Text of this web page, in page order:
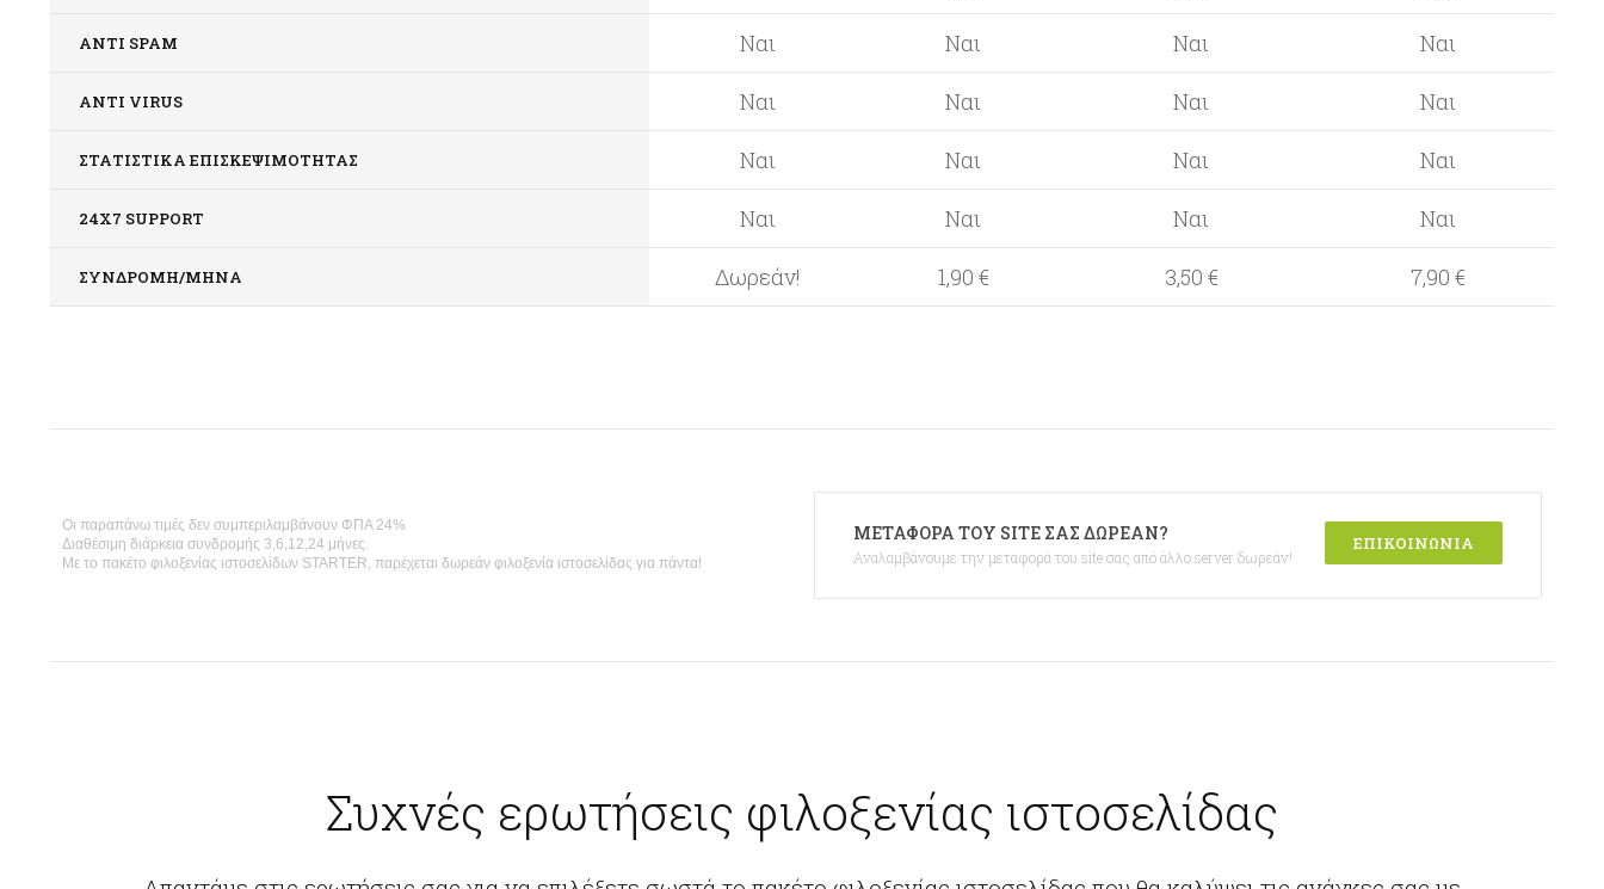
ANTI SPAM Ναι Ναι Ναι Ναι
ANTI VIRUS Ναι Ναι Ναι Ναι
ΣΤΑΤΙΣΤΙΚΆ ΕΠΙΣΚΕΨΙΜΌΤΗΤΑΣ Ναι Ναι Ναι Ναι
24X7 SUPPORT Ναι Ναι Ναι Ναι
ΣΥΝΔΡΟΜΉ/ΜΉΝΑ Δωρεάν! 1,90 € 3,50 € 7,90 €
Οι παραπάνω τιμές δεν συμπεριλαμβάνουν ΦΠΑ 24%
Διαθέσιμη διάρκεια συνδρομής 3,6,12,24 μήνες.
Με το πακέτο φιλοξενίας ιστοσελίδων STARTER, παρέχεται δωρεάν φιλοξενία ιστοσελίδας για πάντα!
ΕΠΙΚΟΙΝΩΝΊΑ
ΜΕΤΑΦΟΡΆ ΤΟΥ SITE ΣΑΣ ΔΩΡΕΆΝ?
Αναλαμβάνουμε την μεταφορά του site σας από άλλο server δωρεάν!
Συχνές ερωτήσεις φιλοξενίας ιστοσελίδας